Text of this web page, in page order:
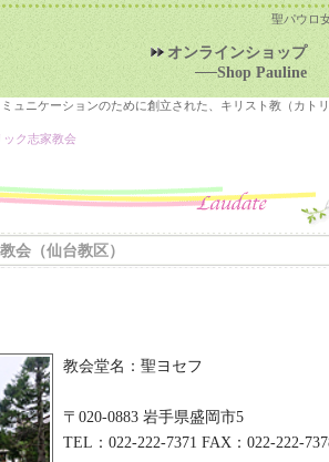
聖パウロ
オンラインショップ
──Shop Pauline
ュニケーションのために創立された、キリスト教（カトリ
ック志家教会
会（仙台教区）
教会堂名：聖ヨセフ
〒020-0883 岩手県盛岡市5
TEL：022-222-7371 FAX：022-222-